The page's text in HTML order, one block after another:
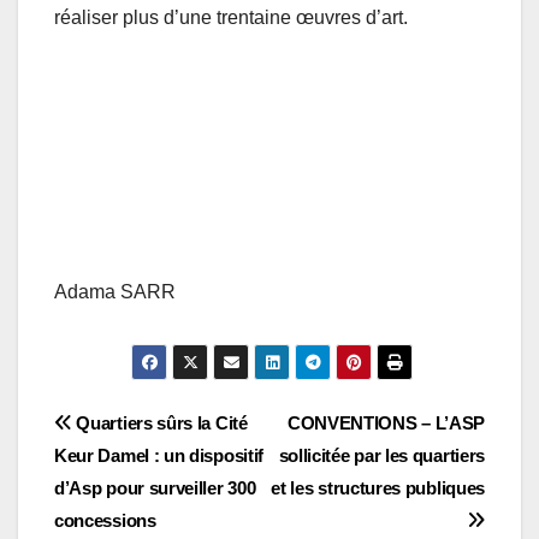
réaliser plus d’une trentaine œuvres d’art.
Adama SARR
Navigation
de
l’article
CONVENTIONS – L’ASP
sollicitée par les quartiers
et les structures publiques
Quartiers sûrs la Cité
Keur Damel : un dispositif
d’Asp pour surveiller 300
concessions